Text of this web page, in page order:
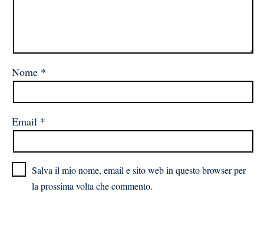
Nome *
Email *
Salva il mio nome, email e sito web in questo browser per
la prossima volta che commento.